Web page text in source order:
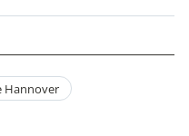
Hannover